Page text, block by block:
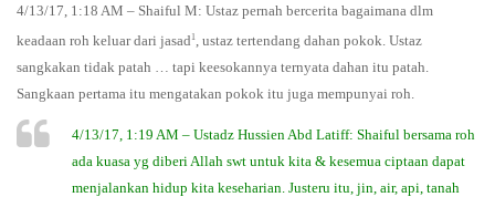
4/13/17, 1:18 AM – Shaiful M: Ustaz pernah bercerita bagaimana dlm
keadaan roh keluar dari jasad 1
, ustaz tertendang dahan pokok. Ustaz
sangkakan tidak patah … tapi keesokannya ternyata dahan itu patah.
Sangkaan pertama itu mengatakan pokok itu juga mempunyai roh.
4/13/17, 1:19 AM – Ustadz Hussien Abd Latiff: Shaiful bersama roh
ada kuasa yg diberi Allah swt untuk kita & kesemua ciptaan dapat
menjalankan hidup kita keseharian. Justeru itu, jin, air, api, tanah